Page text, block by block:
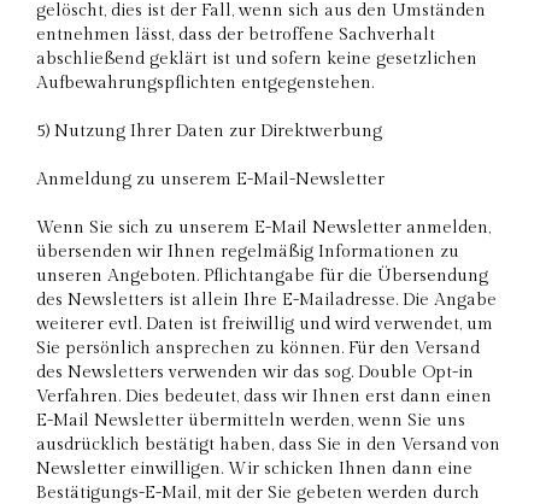
gelöscht, dies ist der Fall, wenn sich aus den Umständen
entnehmen lässt, dass der betroffene Sachverhalt
abschließend geklärt ist und sofern keine gesetzlichen
Aufbewahrungspflichten entgegenstehen.
5) Nutzung Ihrer Daten zur Direktwerbung
Anmeldung zu unserem E-Mail-Newsletter
Wenn Sie sich zu unserem E-Mail Newsletter anmelden,
übersenden wir Ihnen regelmäßig Informationen zu
unseren Angeboten. Pflichtangabe für die Übersendung
des Newsletters ist allein Ihre E-Mailadresse. Die Angabe
weiterer evtl. Daten ist freiwillig und wird verwendet, um
Sie persönlich ansprechen zu können. Für den Versand
des Newsletters verwenden wir das sog. Double Opt-in
Verfahren. Dies bedeutet, dass wir Ihnen erst dann einen
E-Mail Newsletter übermitteln werden, wenn Sie uns
ausdrücklich bestätigt haben, dass Sie in den Versand von
Newsletter einwilligen. Wir schicken Ihnen dann eine
Bestätigungs-E-Mail, mit der Sie gebeten werden durch